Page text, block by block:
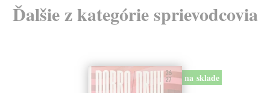
Ďalšie z kategórie sprievodcovia
na sklade